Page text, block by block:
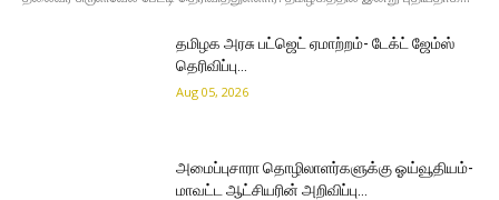
தமிழக அரசு பட்ஜெட் ஏமாற்றம்- டேக்ட் ஜேம்ஸ்
தெரிவிப்பு…
Aug 05, 2026
அமைப்புசாரா தொழிலாளர்களுக்கு ஓய்வூதியம்-
மாவட்ட ஆட்சியரின் அறிவிப்பு…